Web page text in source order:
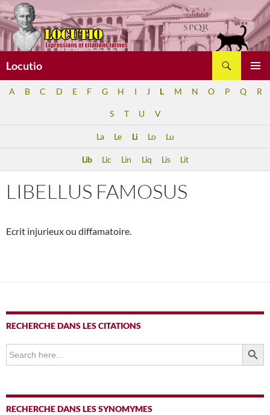
Aller
au
contenu
Locutio
A B C D E F G H I J L M N O P Q R
S T U V
La Le Li Lo Lu
Lib Lic Lin Liq Lis Lit
LIBELLUS FAMOSUS
Ecrit injurieux ou diffamatoire.
RECHERCHE DANS LES CITATIONS
Search
for:
SEARCH
RECHERCHE DANS LES SYNOMYMES